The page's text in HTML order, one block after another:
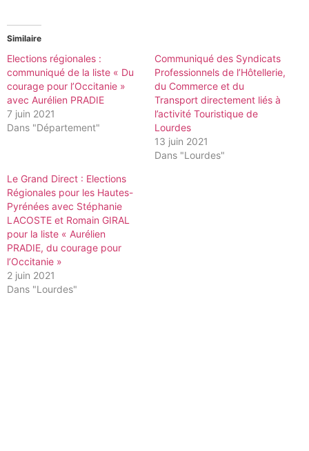
Similaire
Elections régionales :
communiqué de la liste « Du
courage pour l’Occitanie »
avec Aurélien PRADIE
7 juin 2021
Dans "Département"
Communiqué des Syndicats
Professionnels de l’Hôtellerie,
du Commerce et du
Transport directement liés à
l’activité Touristique de
Lourdes
13 juin 2021
Dans "Lourdes"
Le Grand Direct : Elections
Régionales pour les Hautes-
Pyrénées avec Stéphanie
LACOSTE et Romain GIRAL
pour la liste « Aurélien
PRADIE, du courage pour
l’Occitanie »
2 juin 2021
Dans "Lourdes"